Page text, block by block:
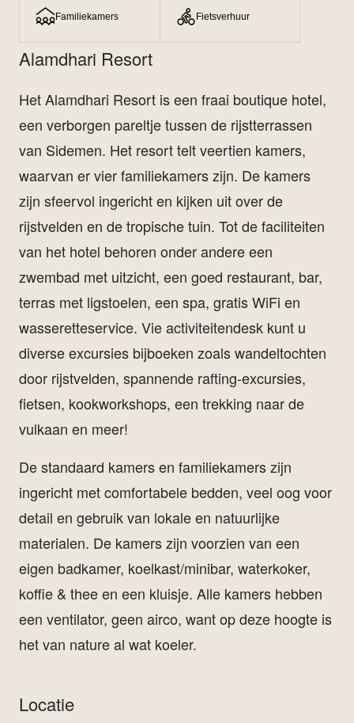
Alamdhari Resort
Het Alamdhari Resort is een fraai boutique hotel,
een verborgen pareltje tussen de rijstterrassen
van Sidemen. Het resort telt veertien kamers,
waarvan er vier familiekamers zijn. De kamers
zijn sfeervol ingericht en kijken uit over de
rijstvelden en de tropische tuin. Tot de faciliteiten
van het hotel behoren onder andere een
zwembad met uitzicht, een goed restaurant, bar,
terras met ligstoelen, een spa, gratis WiFi en
wasseretteservice. Vie activiteitendesk kunt u
diverse excursies bijboeken zoals wandeltochten
door rijstvelden, spannende rafting-excursies,
fietsen, kookworkshops, een trekking naar de
vulkaan en meer!
De standaard kamers en familiekamers zijn
ingericht met comfortabele bedden, veel oog voor
detail en gebruik van lokale en natuurlijke
materialen. De kamers zijn voorzien van een
eigen badkamer, koelkast/minibar, waterkoker,
koffie & thee en een kluisje. Alle kamers hebben
een ventilator, geen airco, want op deze hoogte is
het van nature al wat koeler.
Locatie
Familiekamers Fietsverhuur